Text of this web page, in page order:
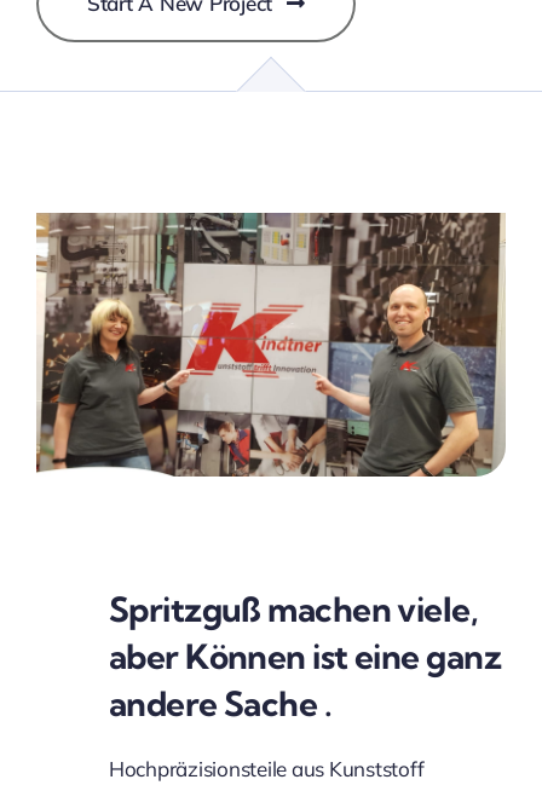
Spritzguß machen viele,
aber Können ist eine ganz
andere Sache .
Hochpräzisionsteile aus Kunststoff